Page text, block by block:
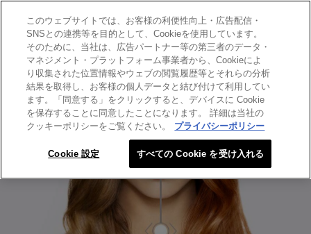
SEARCH THIS SITE
このウェブサイトでは、お客様の利便性向上・広告配信・
SNSとの連携等を目的として、Cookieを使用しています。
そのために、当社は、広告パートナー等の第三者のデータ・
マネジメント・プラットフォーム事業者から、Cookieによ
り収集された位置情報やウェブの閲覧履歴等とそれらの分析
結果を取得し、お客様の個人データと結び付けて利用してい
ます。「同意する」をクリックすると、デバイスに Cookie
を保存することに同意したことになります。 詳細は当社の
クッキーポリシーをご覧ください。
プライバシーポリシー
Cookie 設定 すべての Cookie を受け入れる